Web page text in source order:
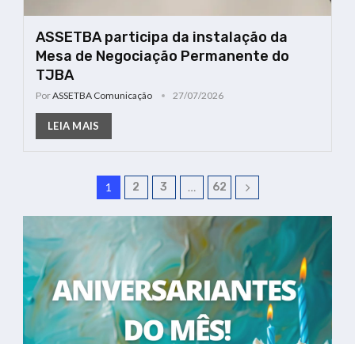
ASSETBA participa da instalação da
Mesa de Negociação Permanente do
TJBA
PorASSETBA Comunicação 27/07/2026
LEIA MAIS
1 2 3 … 62